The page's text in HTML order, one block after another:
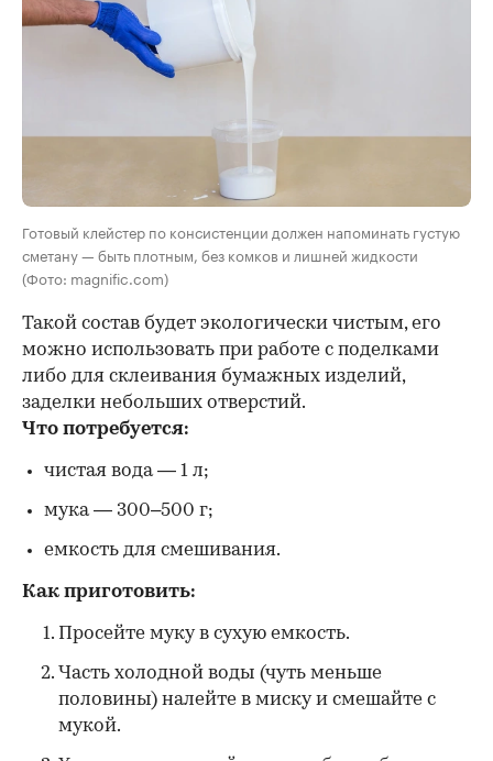
Готовый клейстер по консистенции должен напоминать густую
сметану — быть плотным, без комков и лишней жидкости
(Фото: magnific.com)
Такой состав будет экологически чистым, его
можно использовать при работе с поделками
либо для склеивания бумажных изделий,
заделки небольших отверстий.
Что потребуется:
чистая вода — 1 л;
мука — 300–500 г;
емкость для смешивания.
Как приготовить:
Просейте муку в сухую емкость.
Часть холодной воды (чуть меньше
половины) налейте в миску и смешайте с
мукой.